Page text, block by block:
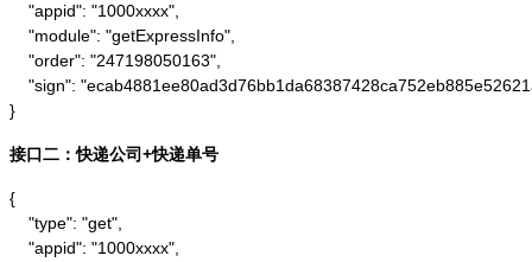
    "appid": "1000xxxx",
    "module": "getExpressInfo",
    "order": "247198050163",
"sign":
}
接口二：快递公司+快递单号
{
    "type": "get",
    "appid": "1000xxxx",